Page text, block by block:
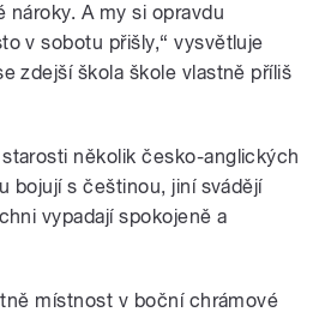
nároky. A my si opravdu
v sobotu přišly,“ vysvětluje
zdejší škola škole vlastně příliš
několik česko-anglických
bojují s češtinou, jiní svádějí
vypadají spokojeně a
místnost v boční chrámové